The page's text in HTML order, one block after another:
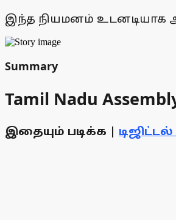
இந்த நியமனம் உடனடியாக
Summary
Tamil Nadu
இதையும் படிக்க |